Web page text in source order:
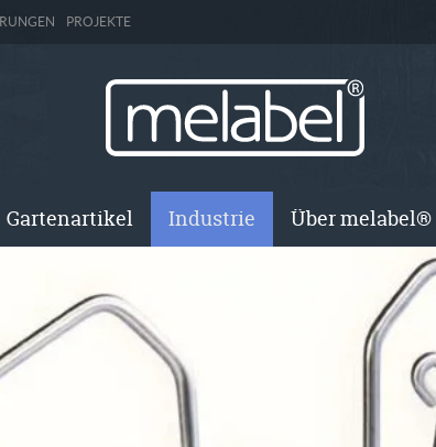
PROJEKTE
Gartenartikel Industrie Über melabel®